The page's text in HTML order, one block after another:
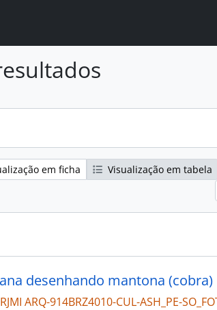
em ficha
Visualização em tabela
desenhando mantona (cobra)
ARQ-914BRZ4010-CUL-ASH_PE-